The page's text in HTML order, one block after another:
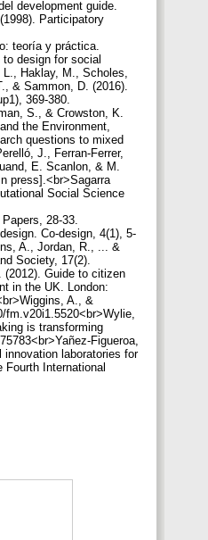
development guide.
Participatory
teoría y práctica.
design for social
Haklay, M., Scholes,
& Sammon, D. (2016).
369-380.
S., & Crowston, K.
the Environment,
questions to mixed
J., Ferran-Ferrer,
E. Scanlon, & M.
press].<br>Sagarra
Social Science
28-33.
Co-design, 4(1), 5-
A., Jordan, R., ... &
Society, 17(2).
(2012). Guide to citizen
in the UK. London:
A., &
is transforming
Figueroa,
laboratories for
International